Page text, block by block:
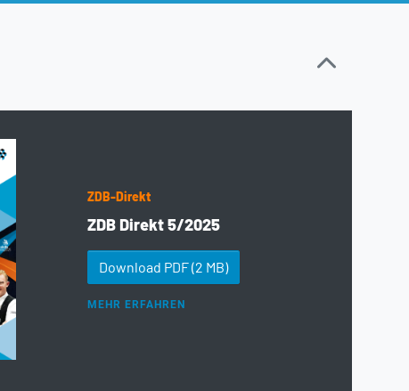
ZDB-Direkt
ZDB Direkt 5/2025
Download PDF(2 MB)
MEHR ERFAHREN